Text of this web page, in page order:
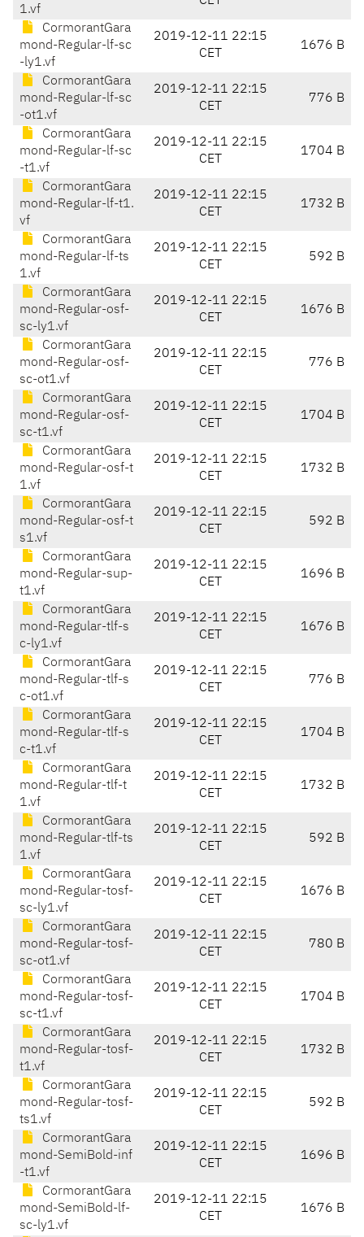
1.vf
CormorantGara
mond-Regular-lf-sc
-ly1.vf
2019-12-11 22:15
CET
1676 B
CormorantGara
mond-Regular-lf-sc
-ot1.vf
2019-12-11 22:15
CET
776 B
CormorantGara
mond-Regular-lf-sc
-t1.vf
2019-12-11 22:15
CET
1704 B
CormorantGara
mond-Regular-lf-t1.
vf
2019-12-11 22:15
CET
1732 B
CormorantGara
mond-Regular-lf-ts
1.vf
2019-12-11 22:15
CET
592 B
CormorantGara
mond-Regular-osf-
sc-ly1.vf
2019-12-11 22:15
CET
1676 B
CormorantGara
mond-Regular-osf-
sc-ot1.vf
2019-12-11 22:15
CET
776 B
CormorantGara
mond-Regular-osf-
sc-t1.vf
2019-12-11 22:15
CET
1704 B
CormorantGara
mond-Regular-osf-t
1.vf
2019-12-11 22:15
CET
1732 B
CormorantGara
mond-Regular-osf-t
s1.vf
2019-12-11 22:15
CET
592 B
CormorantGara
mond-Regular-sup-
t1.vf
2019-12-11 22:15
CET
1696 B
CormorantGara
mond-Regular-tlf-s
c-ly1.vf
2019-12-11 22:15
CET
1676 B
CormorantGara
mond-Regular-tlf-s
c-ot1.vf
2019-12-11 22:15
CET
776 B
CormorantGara
mond-Regular-tlf-s
c-t1.vf
2019-12-11 22:15
CET
1704 B
CormorantGara
mond-Regular-tlf-t
1.vf
2019-12-11 22:15
CET
1732 B
CormorantGara
mond-Regular-tlf-ts
1.vf
2019-12-11 22:15
CET
592 B
CormorantGara
mond-Regular-tosf-
sc-ly1.vf
2019-12-11 22:15
CET
1676 B
CormorantGara
mond-Regular-tosf-
sc-ot1.vf
2019-12-11 22:15
CET
780 B
CormorantGara
mond-Regular-tosf-
sc-t1.vf
2019-12-11 22:15
CET
1704 B
CormorantGara
mond-Regular-tosf-
t1.vf
2019-12-11 22:15
CET
1732 B
CormorantGara
mond-Regular-tosf-
ts1.vf
2019-12-11 22:15
CET
592 B
CormorantGara
mond-SemiBold-inf
-t1.vf
2019-12-11 22:15
CET
1696 B
CormorantGara
mond-SemiBold-lf-
sc-ly1.vf
2019-12-11 22:15
CET
1676 B